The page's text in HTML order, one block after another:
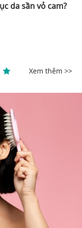
da sần vỏ cam?
Xem thêm >>